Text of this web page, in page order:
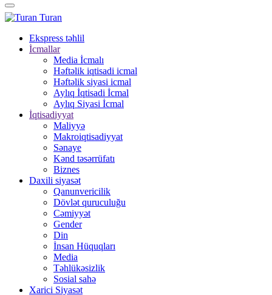
Turan
Ekspress təhlil
İcmallar
Media İcmalı
Həftəlik iqtisadi icmal
Həftəlik siyasi icmal
Aylıq İqtisadi İcmal
Aylıq Siyasi İcmal
İqtisadiyyat
Maliyyə
Makroiqtisadiyyat
Sənaye
Kənd təsərrüfatı
Biznes
Daxili siyasət
Qanunvericilik
Dövlət quruculuğu
Cəmiyyət
Gender
Din
İnsan Hüquqları
Media
Təhlükəsizlik
Sosial sahə
Xarici Siyasət